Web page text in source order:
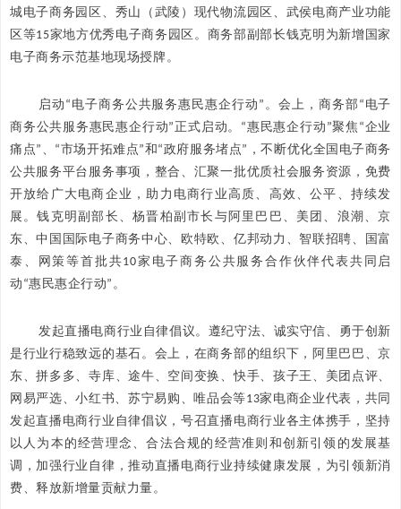
城电子商务园区、秀山（武陵）现代物流园区、武侯电商产业功能
区等15家地方优秀电子商务园区。商务部副部长钱克明为新增国家
电子商务示范基地现场授牌。
启动“电子商务公共服务惠民惠企行动”。会上，商务部“电子
商务公共服务惠民惠企行动”正式启动。“惠民惠企行动”聚焦“企业
痛点”、“市场开拓难点”和“政府服务堵点”，不断优化全国电子商务
公共服务平台服务事项，整合、汇聚一批优质社会服务资源，免费
开放给广大电商企业，助力电商行业高质、高效、公平、持续发
展。钱克明副部长、杨晋柏副市长与阿里巴巴、美团、浪潮、京
东、中国国际电子商务中心、欧特欧、亿邦动力、智联招聘、国富
泰、网策等首批共10家电子商务公共服务合作伙伴代表共同启
动“惠民惠企行动”。
发起直播电商行业自律倡议。遵纪守法、诚实守信、勇于创新
是行业行稳致远的基石。会上，在商务部的组织下，阿里巴巴、京
东、拼多多、寺库、途牛、空间变换、快手、孩子王、美团点评、
网易严选、小红书、苏宁易购、唯品会等13家电商企业代表，共同
发起直播电商行业自律倡议，号召直播电商行业各主体携手，坚持
以人为本的经营理念、合法合规的经营准则和创新引领的发展基
调，加强行业自律，推动直播电商行业持续健康发展，为引领新消
费、释放新增量贡献力量。